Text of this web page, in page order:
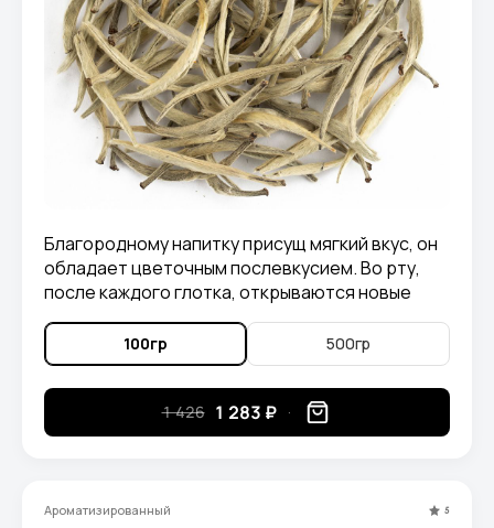
Благородному напитку присущ мягкий вкус, он
обладает цветочным послевкусием. Во рту,
после каждого глотка, открываются новые
грани чая. В напитке можно уловить нотки
спелого абрикоса, экзотических, растущих под
ярким солнцем, фруктов и диковинных,
сказочных, волшебных южных цветов
100гр 500гр
1 426 1 283 ₽
Ароматизированный 5